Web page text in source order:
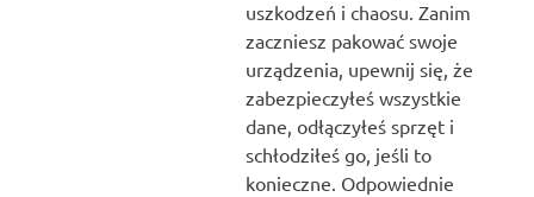
uszkodzeń i chaosu. Zanim
zaczniesz pakować swoje
urządzenia, upewnij się, że
zabezpieczyłeś wszystkie
dane, odłączyłeś sprzęt i
schłodziłeś go, jeśli to
konieczne. Odpowiednie